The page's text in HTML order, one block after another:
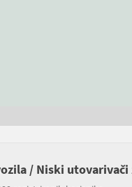
/ Niski utovarivači